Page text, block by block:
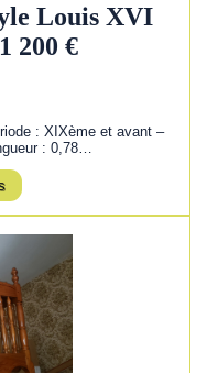
Louis XVI
200 €
: XIXème et avant –
: 0,78…